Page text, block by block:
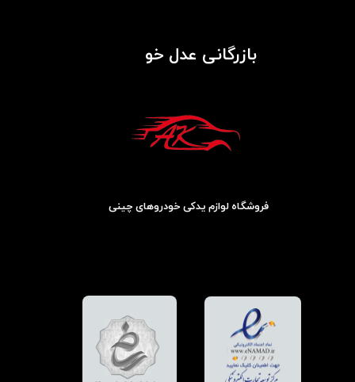
بازرگانی عدل خو
فروشگاه لوازم یدکی خودروهای چینی